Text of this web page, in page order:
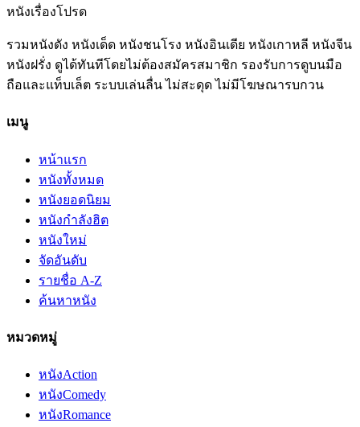
หนังเรื่องโปรด
รวมหนังดัง หนังเด็ด หนังชนโรง หนังอินเดีย หนังเกาหลี หนังจีน
หนังฝรั่ง ดูได้ทันทีโดยไม่ต้องสมัครสมาชิก รองรับการดูบนมือ
ถือและแท็บเล็ต ระบบเล่นลื่น ไม่สะดุด ไม่มีโฆษณารบกวน
เมนู
หน้าแรก
หนังทั้งหมด
หนังยอดนิยม
หนังกำลังฮิต
หนังใหม่
จัดอันดับ
รายชื่อ A-Z
ค้นหาหนัง
หมวดหมู่
หนังAction
หนังComedy
หนังRomance